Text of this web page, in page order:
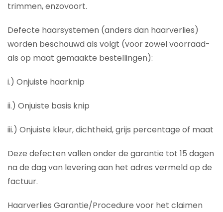
trimmen, enzovoort.
Defecte haarsystemen (anders dan haarverlies)
worden beschouwd als volgt (voor zowel voorraad-
als op maat gemaakte bestellingen):
i.) Onjuiste haarknip
ii.) Onjuiste basis knip
iii.) Onjuiste kleur, dichtheid, grijs percentage of maat
Deze defecten vallen onder de garantie tot 15 dagen
na de dag van levering aan het adres vermeld op de
factuur.
Haarverlies Garantie/Procedure voor het claimen